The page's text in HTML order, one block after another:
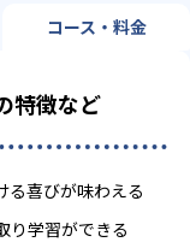
コース・料金
特徴など
る喜びが味わえる
り学習ができる